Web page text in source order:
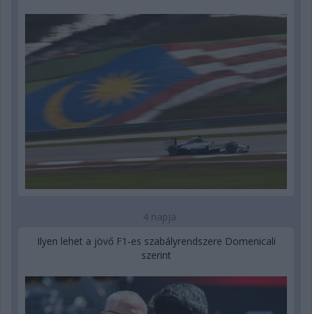
4 napja
Ilyen lehet a jövő F1-es szabályrendszere Domenicali
szerint